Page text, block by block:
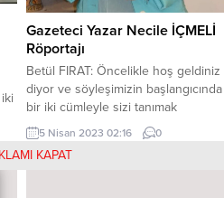
Gazeteci Yazar Necile İÇMELİ
Röportajı
Betül FIRAT: Öncelikle hoş geldiniz
diyor ve söyleşimizin başlangıcında
bir iki cümleyle sizi tanımak
istiyoruz. Necile İÇMELİ: Ben
Necile İÇMELİ, evliyim. Bahar ve
Berrin adında iki kızım var.
5 Nisan 2023 02:16 0
KAPAT